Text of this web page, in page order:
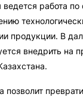
работа по
продукции. В
внедрить на
позволит